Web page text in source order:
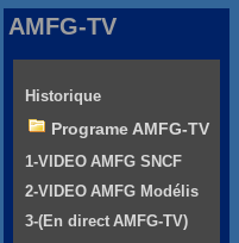
AMFG-TV
Historique
Programe AMFG-TV
1-VIDEO AMFG SNCF
2-VIDEO AMFG Modélis
3-(En direct AMFG-TV)